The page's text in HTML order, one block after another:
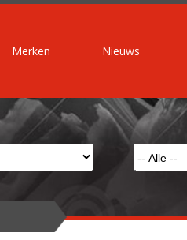
Merken Nieuws